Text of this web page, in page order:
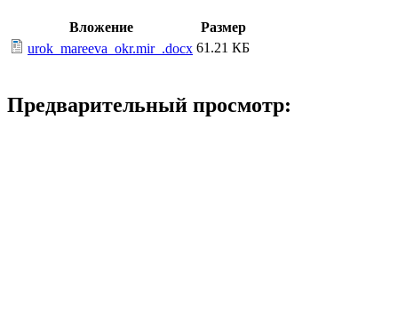
Вложение
Размер
urok_mareeva_okr.mir_.docx 61.21 КБ
Предварительный просмотр: